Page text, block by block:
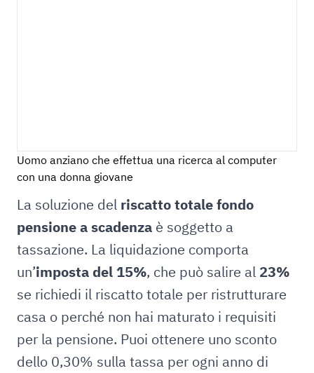
Uomo anziano che effettua una ricerca al computer
con una donna giovane
La soluzione del riscatto totale fondo
pensione a scadenza è soggetto a
tassazione. La liquidazione comporta
un’imposta del 15%, che può salire al 23%
se richiedi il riscatto totale per ristrutturare
casa o perché non hai maturato i requisiti
per la pensione. Puoi ottenere uno sconto
dello 0,30% sulla tassa per ogni anno di